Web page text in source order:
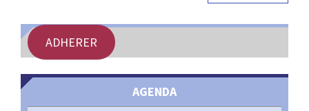
ADHERER
AGENDA